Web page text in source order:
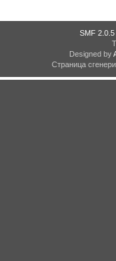
SMF 2.0.5
Designed by
Страница